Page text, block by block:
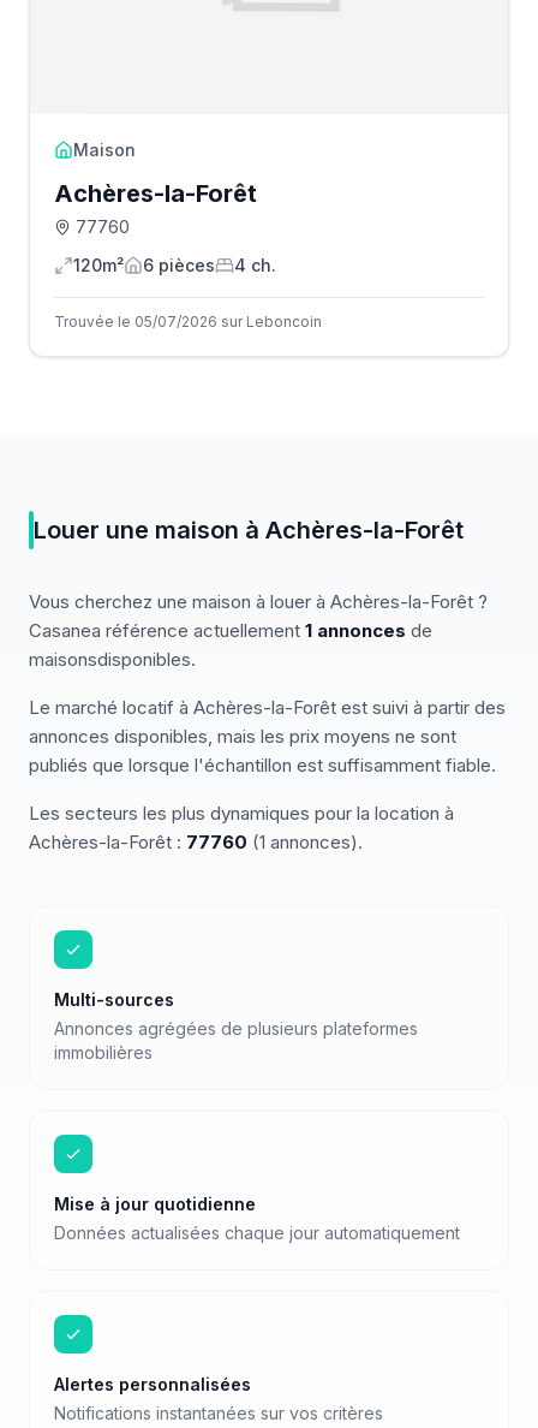
Maison
Achères-la-Forêt
77760
120m²
6 pièces 4 ch.
Trouvée le 05/07/2026 sur Leboncoin
Louer une maison à Achères-la-Forêt
Vous cherchez une maison à louer à Achères-la-Forêt ?
Casanea référence actuellement 1 annonces de
maisonsdisponibles.
Le marché locatif à Achères-la-Forêt est suivi à partir des
annonces disponibles, mais les prix moyens ne sont
publiés que lorsque l'échantillon est suffisamment fiable.
Les secteurs les plus dynamiques pour la location à
Achères-la-Forêt : 77760 (1 annonces).
Multi-sources
Annonces agrégées de plusieurs plateformes
immobilières
Mise à jour quotidienne
Données actualisées chaque jour automatiquement
Alertes personnalisées
Notifications instantanées sur vos critères